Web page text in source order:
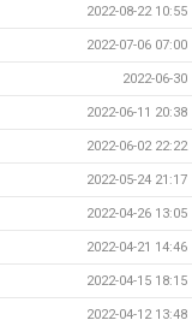
2022-08-22 10:55
2022-07-06 07:00
2022-06-30
2022-06-11 20:38
2022-06-02 22:22
2022-05-24 21:17
2022-04-26 13:05
2022-04-21 14:46
2022-04-15 18:15
2022-04-12 13:48